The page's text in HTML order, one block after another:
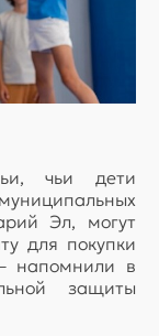
чьи дети
Эл, могут
для покупки
напомнили в
защиты